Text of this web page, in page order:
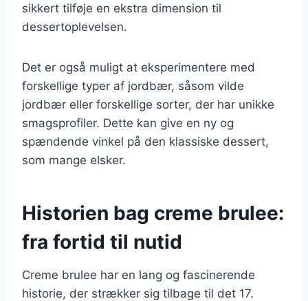
sikkert tilføje en ekstra dimension til
dessertoplevelsen.
Det er også muligt at eksperimentere med
forskellige typer af jordbær, såsom vilde
jordbær eller forskellige sorter, der har unikke
smagsprofiler. Dette kan give en ny og
spændende vinkel på den klassiske dessert,
som mange elsker.
Historien bag creme brulee:
fra fortid til nutid
Creme brulee har en lang og fascinerende
historie, der strækker sig tilbage til det 17.